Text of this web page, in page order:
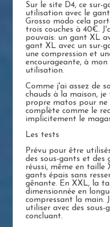
Sur le site D4, ce sur-
utilisation avec le
Grosso modo cela
trois couches à 40€.
pouvais: un gant XL
gant XL avec un sur-
une compression et
encourageante, à
utilisation.
Comme j'ai assez de
chauds à la maison,
propre matos pour
complète comme le
implicitement le
Les tests
Prévu pour être
des sous-gants et des
réussi, même en taille
gants épais sans
gênante. En XXL, la
dimensionnée en
compressant la main.
utiliser avec des sous-
concluant.